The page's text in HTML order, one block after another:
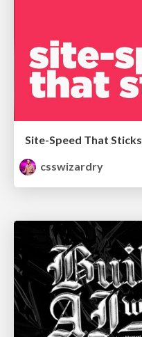
Site-Speed That Sticks
csswizardry